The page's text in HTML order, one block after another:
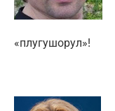
«плугушорул»!